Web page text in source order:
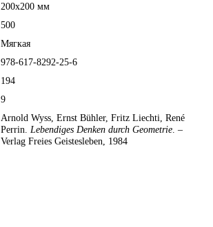
200х200 мм
500
Мягкая
978-617-8292-25-6
194
9
Arnold Wyss, Ernst Bühler, Fritz Liechti, René
Perrin. Lebendiges Denken durch Geometrie . –
Verlag Freies Geistesleben, 1984